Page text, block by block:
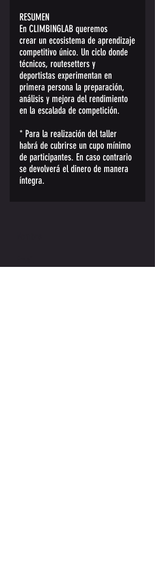
RESUMEN
En CLIMBINGLAB queremos
crear un ecosistema de aprendizaje
competitivo único. Un ciclo donde
técnicos, routesetters y
deportistas experimentan en
primera persona la preparación,
análisis y mejora del rendimiento
en la escalada de competición.
* Para la realización del taller
habrá de cubrirse un cupo mínimo
de participantes. En caso contrario
se devolverá el dinero de manera
íntegra.